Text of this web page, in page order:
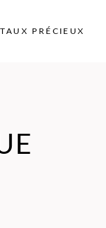
PRÉCIEUX